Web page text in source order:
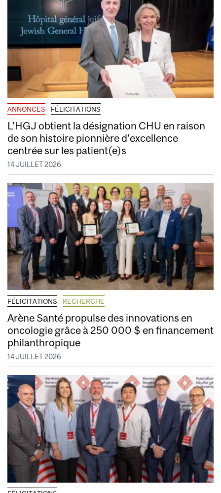
ANNONCES FÉLICITATIONS
L’HGJ obtient la désignation CHU en raison
de son histoire pionnière d’excellence
centrée sur les patient(e)s
14 JUILLET 2026
FÉLICITATIONS RECHERCHE
Arène Santé propulse des innovations en
oncologie grâce à 250 000 $ en financement
philanthropique
14 JUILLET 2026